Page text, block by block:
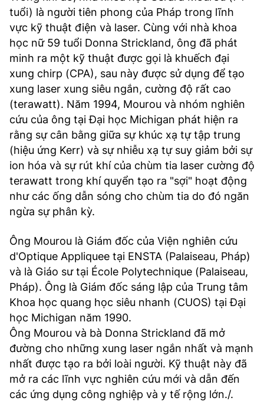
tuổi) là người tiên phong của Pháp trong lĩnh
vực kỹ thuật điện và laser. Cùng với nhà khoa
học nữ 59 tuổi Donna Strickland, ông đã phát
minh ra một kỹ thuật được gọi là khuếch đại
xung chirp (CPA), sau này được sử dụng để tạo
xung laser xung siêu ngắn, cường độ rất cao
(terawatt). Năm 1994, Mourou và nhóm nghiên
cứu của ông tại Đại học Michigan phát hiện ra
rằng sự cân bằng giữa sự khúc xạ tự tập trung
(hiệu ứng Kerr) và sự nhiễu xạ tự suy giảm bởi sự
ion hóa và sự rút khí của chùm tia laser cường độ
terawatt trong khí quyển tạo ra "sợi" hoạt động
như các ống dẫn sóng cho chùm tia do đó ngăn
ngừa sự phân kỳ.
Ông Mourou là Giám đốc của Viện nghiên cứu
d'Optique Appliquee tại ENSTA (Palaiseau, Pháp)
và là Giáo sư tại École Polytechnique (Palaiseau,
Pháp). Ông là Giám đốc sáng lập của Trung tâm
Khoa học quang học siêu nhanh (CUOS) tại Đại
học Michigan năm 1990.
Ông Mourou và bà Donna Strickland đã mở
đường cho những xung laser ngắn nhất và mạnh
nhất được tạo ra bởi loài người. Kỹ thuật này đã
mở ra các lĩnh vực nghiên cứu mới và dẫn đến
các ứng dụng công nghiệp và y tế rộng lớn./.